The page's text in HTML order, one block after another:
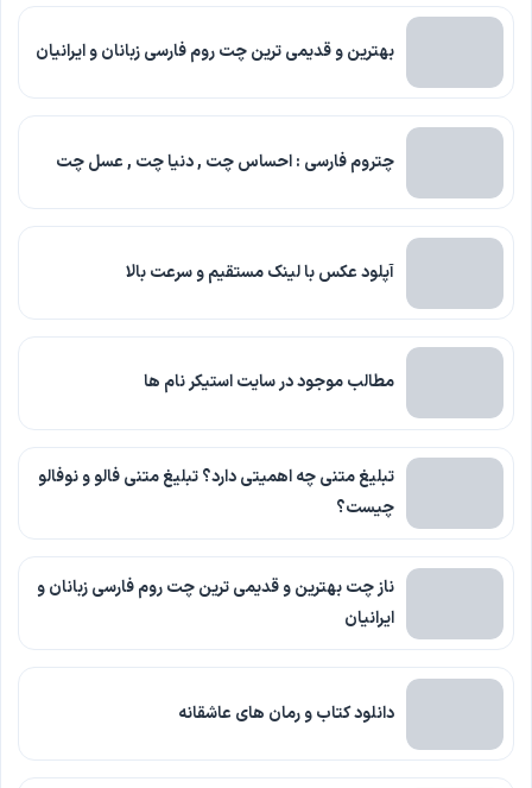
بهترین و قدیمی ترین چت روم فارسی زبانان و ایرانیان
چتروم فارسی : احساس چت , دنیا چت , عسل چت
آپلود عکس با لینک مستقیم و سرعت بالا
مطالب موجود در سایت استیکر نام ها
تبلیغ متنی چه اهمیتی دارد؟ تبلیغ متنی فالو و نوفالو
چیست؟
ناز چت بهترین و قدیمی ترین چت روم فارسی زبانان و
ایرانیان
دانلود کتاب و رمان های عاشقانه